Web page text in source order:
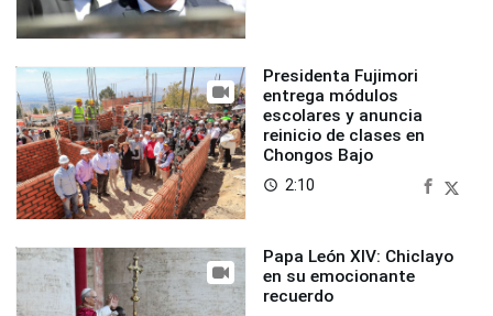
Presidenta Fujimori
entrega módulos
escolares y anuncia
reinicio de clases en
Chongos Bajo
access_time 2:10
Papa León XIV: Chiclayo
en su emocionante
recuerdo